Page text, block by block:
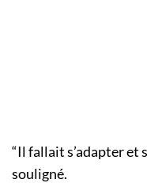
“Il fallait s’adapter et
souligné.